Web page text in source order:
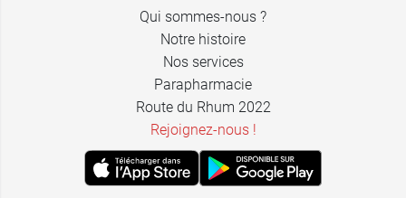
Qui sommes-nous ?
Notre histoire
Nos services
Parapharmacie
Route du Rhum 2022
Rejoignez-nous !